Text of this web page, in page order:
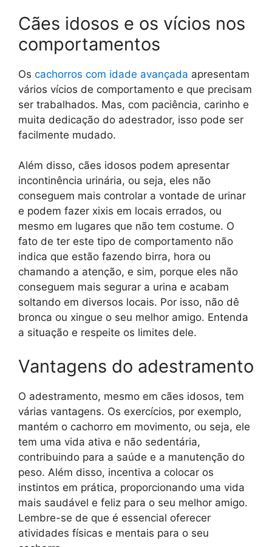
Cães idosos e os vícios nos
comportamentos
Os cachorros com idade avançada apresentam
vários vícios de comportamento e que precisam
ser trabalhados. Mas, com paciência, carinho e
muita dedicação do adestrador, isso pode ser
facilmente mudado.
Além disso, cães idosos podem apresentar
incontinência urinária, ou seja, eles não
conseguem mais controlar a vontade de urinar
e podem fazer xixis em locais errados, ou
mesmo em lugares que não tem costume. O
fato de ter este tipo de comportamento não
indica que estão fazendo birra, hora ou
chamando a atenção, e sim, porque eles não
conseguem mais segurar a urina e acabam
soltando em diversos locais. Por isso, não dê
bronca ou xingue o seu melhor amigo. Entenda
a situação e respeite os limites dele.
Vantagens do adestramento
O adestramento, mesmo em cães idosos, tem
várias vantagens. Os exercícios, por exemplo,
mantém o cachorro em movimento, ou seja, ele
tem uma vida ativa e não sedentária,
contribuindo para a saúde e a manutenção do
peso. Além disso, incentiva a colocar os
instintos em prática, proporcionando uma vida
mais saudável e feliz para o seu melhor amigo.
Lembre-se de que é essencial oferecer
atividades físicas e mentais para o seu